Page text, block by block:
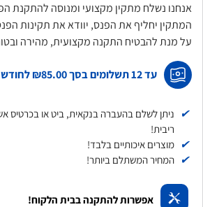
אנחנו נשלח מתקין מקצועי ומנוסה להתקנת
המתקין יחליף את הפנס, יוודא את תקינות
על מנת להבטיח התקנה מקצועית, מהירה
עד 12 תשלומים בסך ₪85.00לחודש
✔
ריבית!
✔ מוצרים איכותיים בלבד!
✔ המחיר המשתלם ביותר!
אפשרות להתקנה בבית הלקוח!